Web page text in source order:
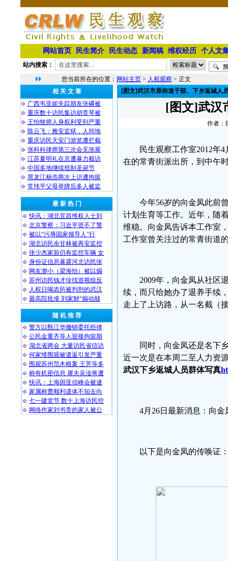
网站首页 民生简介 民生动态 新闻稿 维权经历 个人文
站内搜索：
您当前所在的位置： 网站主页 > 人权观察 > 正文
相 关 文 章
广西韦亚妮失踪朋友张磷被
重庆数十访民集访胡贵琴被
王怡牧师人身权利受到严重
陈云飞：雅安监狱，人间地
重庆访民天安门游览遭拦截
张科科律师第三次会见张展
江苏夏明礼在京遭暴力截访
中国多地继续抵制圣诞节
黑龙江杨浩两次上访遭拘留
常玮平父母举牌后多人被监
最 新 热 门
快讯：湖北宜昌维权人士刘
北京警察：习近平管不了警
被以“污辱国家领导人”行
湖北访民余甘林被再安监控
张少杰家前仍有监控车辆 女
身份证信息暴露河北访民张
网友渺小（梁海怡）被以煽
苏州访民钱才珍找巡视组反
人权日喝农药被判刑的武汉
最高院批准 刘家财“煽动颠
随 机 推 荐
警方以甄江华撤销委托拒律
公民金重齐等人迎接拘留期
湖北省两会 大量访民省信访
何家维围观被遣返引发严重
围观苏州范木根案 王芳等多
称有机密信息 屠夫吴淦将遭
快讯：上海因亚信峰会被逮
家属称曹顺利遗体不知去向
七一建党节 数十上海访民控
网络作家刘书贵的家人被公
[图文]武汉市原街道干部、下乡返城人
[图文]武汉
作者：
民生观察工作室2012年
在的常青街派出所，到中午
今年56岁的向金凤此前
计划生育等工作。近年，随
维稳。向金凤告诉本工作室
工作室曾关注过的常青街道
2009年，向金凤从社区
续，而只给她办了退养手续
走上了上访路，从一名截（
同时，向金凤还是名下
近一次是在本周二至人力资
武汉下乡返城人员群体写真
4月26日最新消息：向
以下是向金凤的传唤证